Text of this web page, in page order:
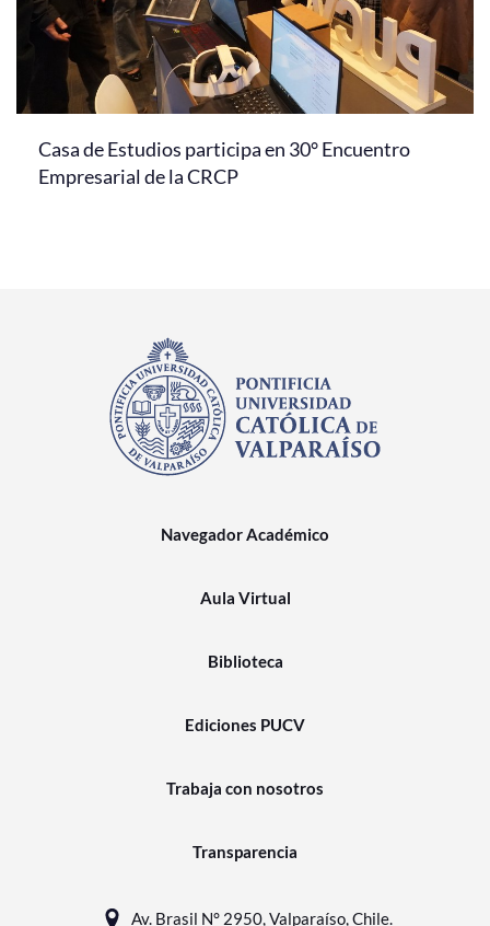
Casa de Estudios participa en 30° Encuentro
Empresarial de la CRCP
Navegador Académico
Aula Virtual
Biblioteca
Ediciones PUCV
Trabaja con nosotros
Transparencia
Av. Brasil N° 2950, Valparaíso, Chile.